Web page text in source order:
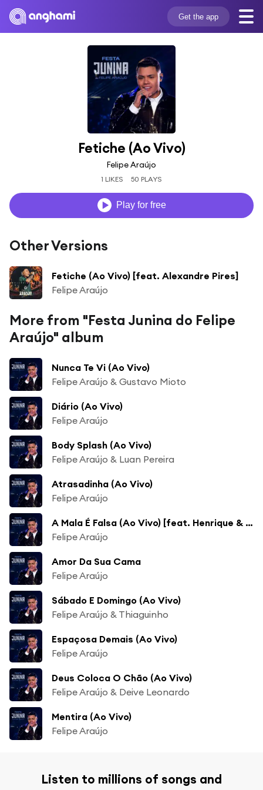
Get the app
Fetiche (Ao Vivo)
Felipe Araújo
1 LIKES 50 PLAYS
Play for free
Other Versions
Fetiche (Ao Vivo) [feat. Alexandre Pires]
Felipe Araújo
More from "Festa Junina do Felipe
Araújo" album
Nunca Te Vi (Ao Vivo)
Felipe Araújo & Gustavo Mioto
Diário (Ao Vivo)
Felipe Araújo
Body Splash (Ao Vivo)
Felipe Araújo & Luan Pereira
Atrasadinha (Ao Vivo)
Felipe Araújo
A Mala É Falsa (Ao Vivo) [feat. Henrique & Juliano]
Felipe Araújo
Amor Da Sua Cama
Felipe Araújo
Sábado E Domingo (Ao Vivo)
Felipe Araújo & Thiaguinho
Espaçosa Demais (Ao Vivo)
Felipe Araújo
Deus Coloca O Chão (Ao Vivo)
Felipe Araújo & Deive Leonardo
Mentira (Ao Vivo)
Felipe Araújo
Listen to millions of songs and